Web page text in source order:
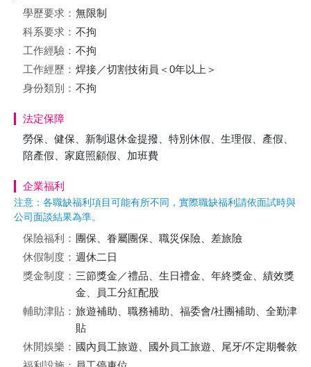
學歷要求： 無限制
科系要求： 不拘
工作經驗： 不拘
工作經歷： 焊接／切割技術員＜0年以上＞
身份類別： 不拘
法定保障
勞保、健保、新制退休金提撥、特別休假、生理假、產假、
陪產假、家庭照顧假、加班費
企業福利
注意：各職缺福利項目可能有所不同，實際職缺福利請依面試時與
公司面談結果為準。
保險福利： 團保、眷屬團保、職災保險、差旅險
休假制度： 週休二日
獎金制度： 三節獎金／禮品、生日禮金、年終獎金、績效獎
金、員工分紅配股
輔助津貼： 旅遊補助、職務補助、福委會/社團補助、全勤津
貼
休閒娛樂： 國內員工旅遊、國外員工旅遊、尾牙/不定期餐敘